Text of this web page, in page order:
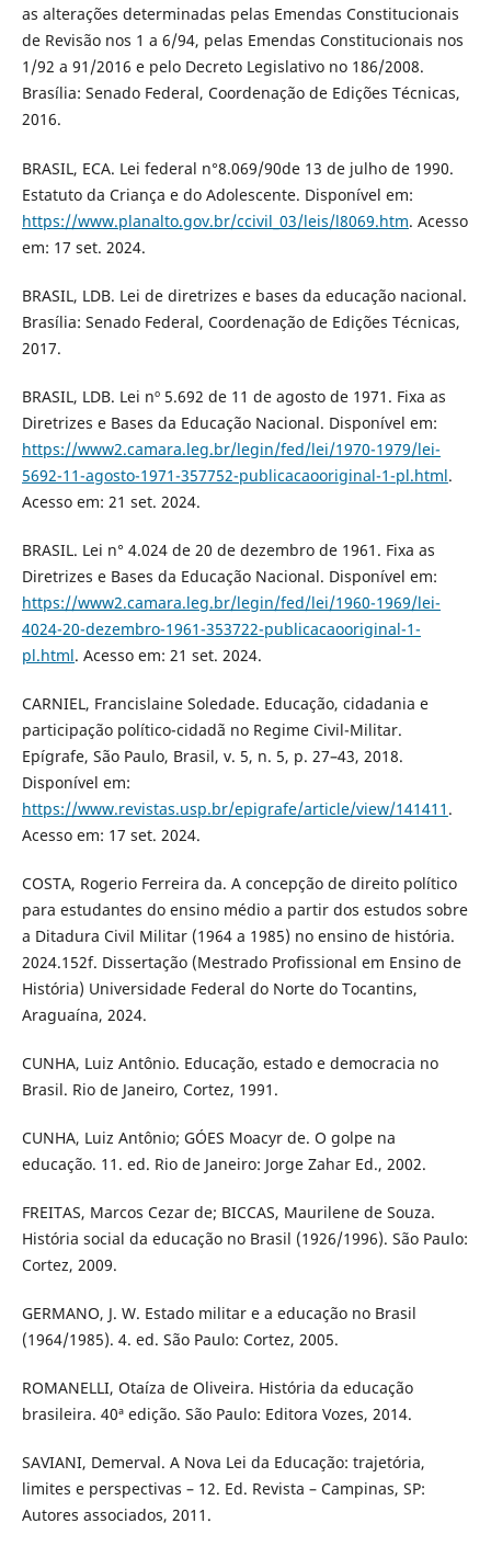
as alterações determinadas pelas Emendas Constitucionais
de Revisão nos 1 a 6/94, pelas Emendas Constitucionais nos
1/92 a 91/2016 e pelo Decreto Legislativo no 186/2008.
Brasília: Senado Federal, Coordenação de Edições Técnicas,
2016.
BRASIL, ECA. Lei federal n°8.069/90de 13 de julho de 1990.
Estatuto da Criança e do Adolescente. Disponível em:
https://www.planalto.gov.br/ccivil_03/leis/l8069.htm. Acesso
em: 17 set. 2024.
BRASIL, LDB. Lei de diretrizes e bases da educação nacional.
Brasília: Senado Federal, Coordenação de Edições Técnicas,
2017.
BRASIL, LDB. Lei nº 5.692 de 11 de agosto de 1971. Fixa as
Diretrizes e Bases da Educação Nacional. Disponível em:
https://www2.camara.leg.br/legin/fed/lei/1970-1979/lei-
5692-11-agosto-1971-357752-publicacaooriginal-1-pl.html.
Acesso em: 21 set. 2024.
BRASIL. Lei n° 4.024 de 20 de dezembro de 1961. Fixa as
Diretrizes e Bases da Educação Nacional. Disponível em:
https://www2.camara.leg.br/legin/fed/lei/1960-1969/lei-
4024-20-dezembro-1961-353722-publicacaooriginal-1-
pl.html. Acesso em: 21 set. 2024.
CARNIEL, Francislaine Soledade. Educação, cidadania e
participação político-cidadã no Regime Civil-Militar.
Epígrafe, São Paulo, Brasil, v. 5, n. 5, p. 27–43, 2018.
Disponível em:
https://www.revistas.usp.br/epigrafe/article/view/141411 .
Acesso em: 17 set. 2024.
COSTA, Rogerio Ferreira da. A concepção de direito político
para estudantes do ensino médio a partir dos estudos sobre
a Ditadura Civil Militar (1964 a 1985) no ensino de história.
2024.152f. Dissertação (Mestrado Profissional em Ensino de
História) Universidade Federal do Norte do Tocantins,
Araguaína, 2024.
CUNHA, Luiz Antônio. Educação, estado e democracia no
Brasil. Rio de Janeiro, Cortez, 1991.
CUNHA, Luiz Antônio; GÓES Moacyr de. O golpe na
educação. 11. ed. Rio de Janeiro: Jorge Zahar Ed., 2002.
FREITAS, Marcos Cezar de; BICCAS, Maurilene de Souza.
História social da educação no Brasil (1926/1996). São Paulo:
Cortez, 2009.
GERMANO, J. W. Estado militar e a educação no Brasil
(1964/1985). 4. ed. São Paulo: Cortez, 2005.
ROMANELLI, Otaíza de Oliveira. História da educação
brasileira. 40ª edição. São Paulo: Editora Vozes, 2014.
SAVIANI, Demerval. A Nova Lei da Educação: trajetória,
limites e perspectivas – 12. Ed. Revista – Campinas, SP:
Autores associados, 2011.